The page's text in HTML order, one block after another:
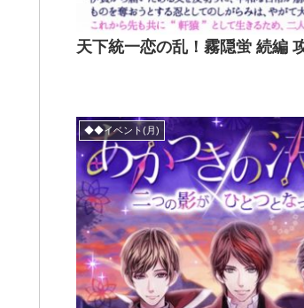
天下統一恋の乱！霧隠蛍 続編
◆◆イベント(月)